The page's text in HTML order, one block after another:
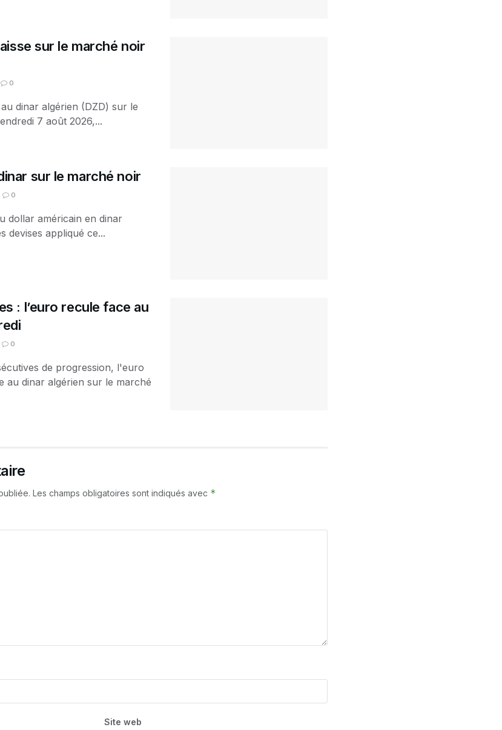
sur le marché noir
0
dinar algérien (DZD) sur le
7 août 2026,...
sur le marché noir
0
dollar américain en dinar
devises appliqué ce...
: l’euro recule face au
0
de progression, l'euro
au dinar algérien sur le marché
Les champs obligatoires sont indiqués avec *
Site web